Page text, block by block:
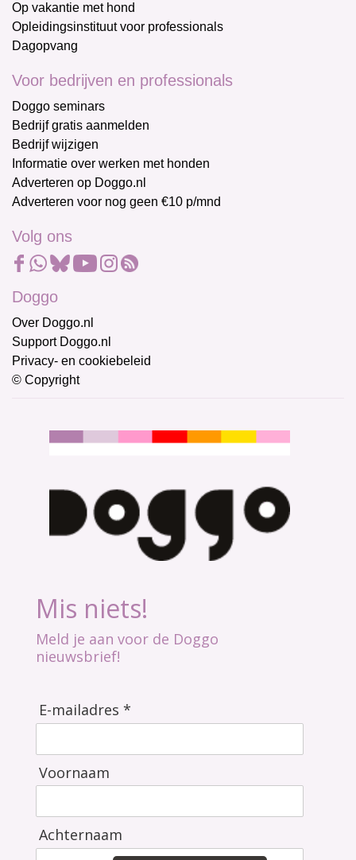
Op vakantie met hond
Opleidingsinstituut voor professionals
Dagopvang
Voor bedrijven en professionals
Doggo seminars
Bedrijf gratis aanmelden
Bedrijf wijzigen
Informatie over werken met honden
Adverteren op Doggo.nl
Adverteren voor nog geen €10 p/mnd
Volg ons
Doggo
Over Doggo.nl
Support Doggo.nl
Privacy- en cookiebeleid
© Copyright
Mis niets!
Meld je aan voor de Doggo
nieuwsbrief!
E-mailadres *
Voornaam
Achternaam